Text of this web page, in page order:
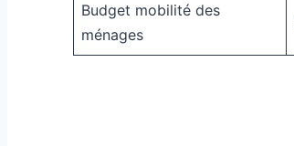
Budget mobilité des
ménages